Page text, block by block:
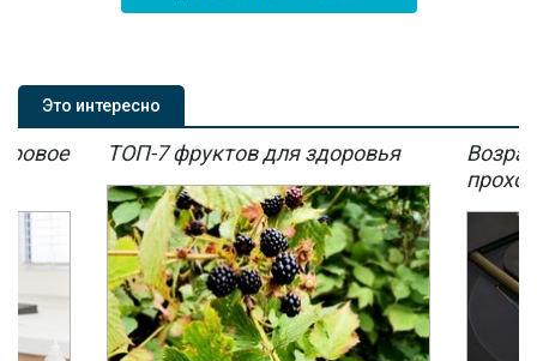
Это интересно
ТОП-7 фруктов для здоровья